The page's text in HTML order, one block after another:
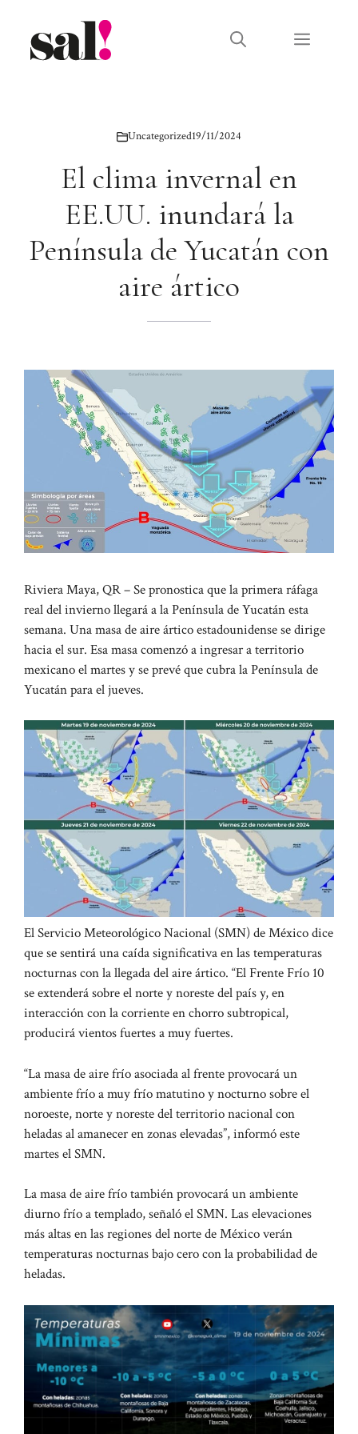
contenido
Menú
Uncategorized19/11/2024
El clima invernal en
EE.UU. inundará la
Península de Yucatán con
aire ártico
Riviera Maya, QR – Se pronostica que la primera ráfaga
real del invierno llegará a la Península de Yucatán esta
semana. Una masa de aire ártico estadounidense se dirige
hacia el sur. Esa masa comenzó a ingresar a territorio
mexicano el martes y se prevé que cubra la Península de
Yucatán para el jueves.
El Servicio Meteorológico Nacional (SMN) de México dice
que se sentirá una caída significativa en las temperaturas
nocturnas con la llegada del aire ártico. “El Frente Frío 10
se extenderá sobre el norte y noreste del país y, en
interacción con la corriente en chorro subtropical,
producirá vientos fuertes a muy fuertes.
“La masa de aire frío asociada al frente provocará un
ambiente frío a muy frío matutino y nocturno sobre el
noroeste, norte y noreste del territorio nacional con
heladas al amanecer en zonas elevadas”, informó este
martes el SMN.
La masa de aire frío también provocará un ambiente
diurno frío a templado, señaló el SMN. Las elevaciones
más altas en las regiones del norte de México verán
temperaturas nocturnas bajo cero con la probabilidad de
heladas.